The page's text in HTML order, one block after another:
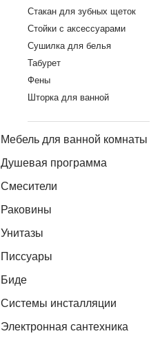
Стакан для зубных щеток
Стойки с аксессуарами
Сушилка для белья
Табурет
Фены
Шторка для ванной
Мебель для ванной комнаты
Душевая программа
Смесители
Раковины
Унитазы
Писсуары
Биде
Системы инсталляции
Электронная сантехника